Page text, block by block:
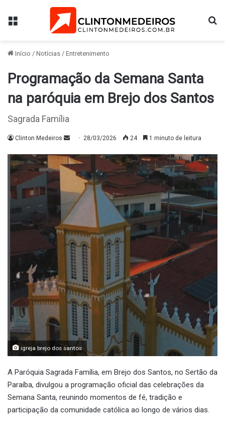
Menu
Início / Notícias / Entretenimento
Programação da Semana Santa
na paróquia em Brejo dos Santos
Sagrada Família
Clinton Medeiros
Mande
e-
mail
28/03/2026 24 1 minuto de leitura
igreja brejo dos santos
A Paróquia Sagrada Família, em Brejo dos Santos, no Sertão da
Paraíba, divulgou a programação oficial das celebrações da
Semana Santa, reunindo momentos de fé, tradição e
participação da comunidade católica ao longo de vários dias.